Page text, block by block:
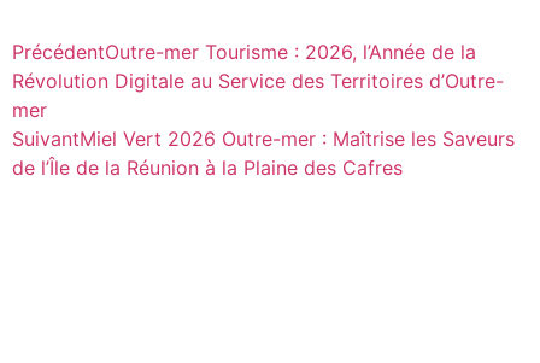
PrécédentOutre-mer Tourisme : 2026, l’Année de la
Révolution Digitale au Service des Territoires d’Outre-
mer
SuivantMiel Vert 2026 Outre-mer : Maîtrise les Saveurs
de l’Île de la Réunion à la Plaine des Cafres